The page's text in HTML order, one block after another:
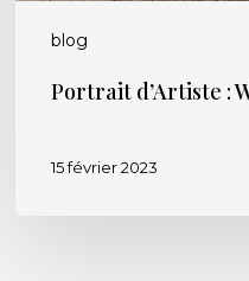
blog
Portrait d’Artiste :
15 février 2023